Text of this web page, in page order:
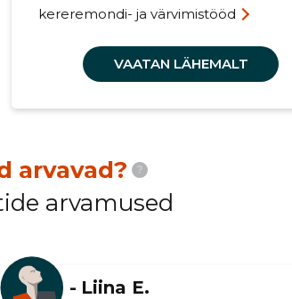
kereremondi- ja värvimistööd
VAATAN LÄHEMALT
arvavad? ?
arvamused
- Liina E.